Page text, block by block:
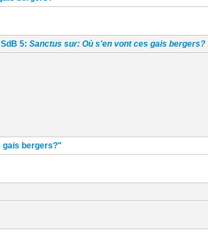
5: Sanctus sur: Où s'en vont ces gais bergers?
gais bergers?"